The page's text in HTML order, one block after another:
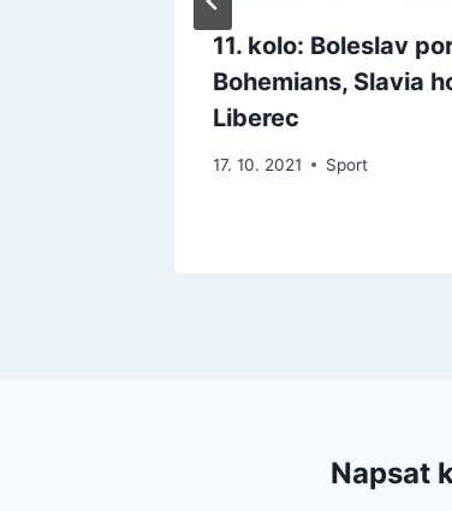
11. kolo: Boleslav
Bohemians, Slavia
Liberec
17. 10. 2021 Sport
Napsat